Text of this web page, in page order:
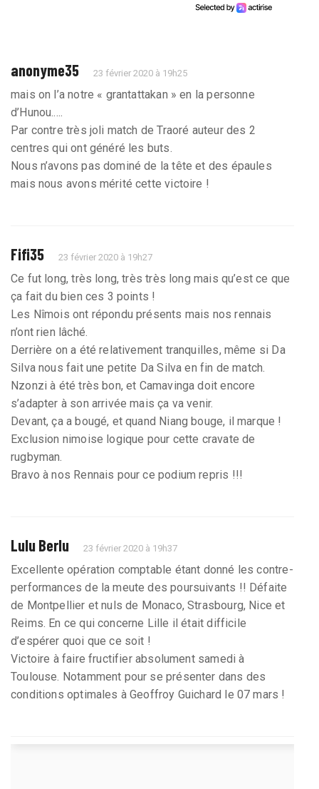
anonyme35 23 février 2020 à 19h25
mais on l’a notre « grantattakan » en la personne
d’Hunou.....
Par contre très joli match de Traoré auteur des 2
centres qui ont généré les buts.
Nous n’avons pas dominé de la tête et des épaules
mais nous avons mérité cette victoire !
Fifi35 23 février 2020 à 19h27
Ce fut long, très long, très très long mais qu’est ce que
ça fait du bien ces 3 points !
Les Nîmois ont répondu présents mais nos rennais
n’ont rien lâché.
Derrière on a été relativement tranquilles, même si Da
Silva nous fait une petite Da Silva en fin de match.
Nzonzi à été très bon, et Camavinga doit encore
s’adapter à son arrivée mais ça va venir.
Devant, ça a bougé, et quand Niang bouge, il marque !
Exclusion nimoise logique pour cette cravate de
rugbyman.
Bravo à nos Rennais pour ce podium repris !!!
Lulu Berlu 23 février 2020 à 19h37
Excellente opération comptable étant donné les contre-
performances de la meute des poursuivants !! Défaite
de Montpellier et nuls de Monaco, Strasbourg, Nice et
Reims. En ce qui concerne Lille il était difficile
d’espérer quoi que ce soit !
Victoire à faire fructifier absolument samedi à
Toulouse. Notamment pour se présenter dans des
conditions optimales à Geoffroy Guichard le 07 mars !